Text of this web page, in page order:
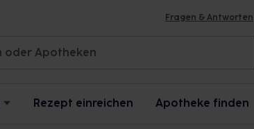
Fragen & Antworten
Rezept einreichen Apotheke finden